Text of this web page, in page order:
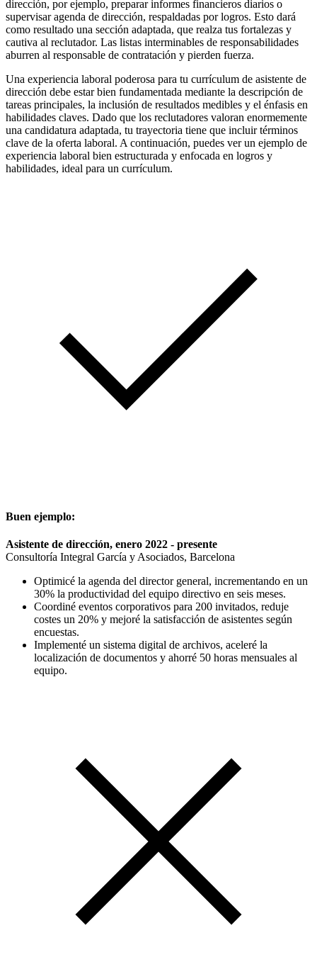
dirección, por ejemplo, preparar informes financieros diarios o
supervisar agenda de dirección, respaldadas por logros. Esto dará
como resultado una sección adaptada, que realza tus fortalezas y
cautiva al reclutador. Las listas interminables de responsabilidades
aburren al responsable de contratación y pierden fuerza.
Una experiencia laboral poderosa para tu currículum de asistente de
dirección debe estar bien fundamentada mediante la descripción de
tareas principales, la inclusión de resultados medibles y el énfasis en
habilidades claves. Dado que los reclutadores valoran enormemente
una candidatura adaptada, tu trayectoria tiene que incluir términos
clave de la oferta laboral. A continuación, puedes ver un ejemplo de
experiencia laboral bien estructurada y enfocada en logros y
habilidades, ideal para un currículum.
Buen ejemplo:
Asistente de dirección, enero 2022 - presente
Consultoría Integral García y Asociados, Barcelona
Optimicé la agenda del director general, incrementando en un
30% la productividad del equipo directivo en seis meses.
Coordiné eventos corporativos para 200 invitados, reduje
costes un 20% y mejoré la satisfacción de asistentes según
encuestas.
Implementé un sistema digital de archivos, aceleré la
localización de documentos y ahorré 50 horas mensuales al
equipo.